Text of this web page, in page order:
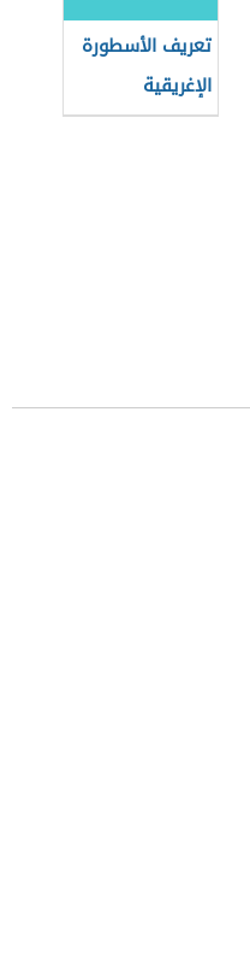
تعريف الأسطورة
الإغريقية